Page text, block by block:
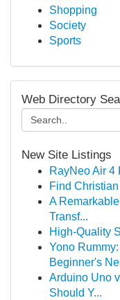
Shopping
Society
Sports
Web Directory
New Site Listings
RayNeo Air 4
Find
A
Transf...
High-Quality
Yono
Beginner's
Arduino Uno
Should Y...